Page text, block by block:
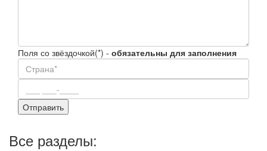
Поля со звёздочкой(*) - обязательны для заполнения
Все разделы: